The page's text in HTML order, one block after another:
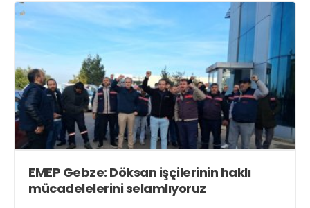
EMEP Gebze: Döksan işçilerinin haklı
mücadelelerini selamlıyoruz